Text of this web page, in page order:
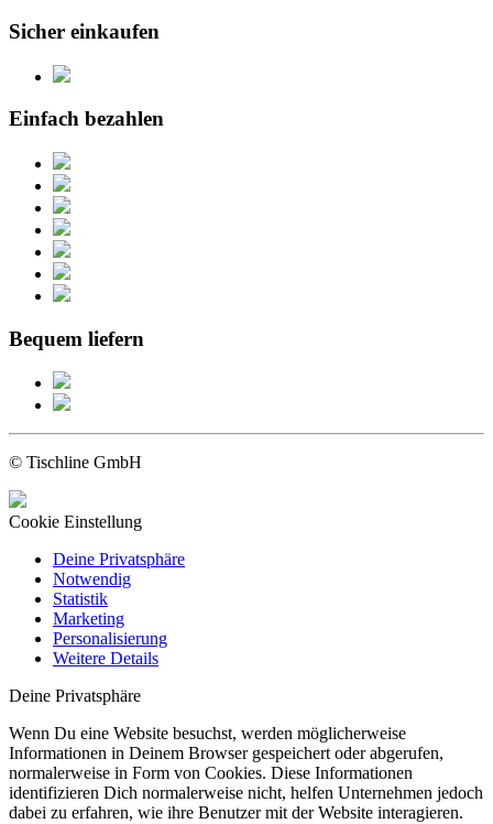
Sicher einkaufen
Einfach bezahlen
Bequem liefern
© Tischline GmbH
Cookie Einstellung
Deine Privatsphäre
Notwendig
Statistik
Marketing
Personalisierung
Weitere Details
Deine Privatsphäre
Wenn Du eine Website besuchst, werden möglicherweise
Informationen in Deinem Browser gespeichert oder abgerufen,
normalerweise in Form von Cookies. Diese Informationen
identifizieren Dich normalerweise nicht, helfen Unternehmen jedoch
dabei zu erfahren, wie ihre Benutzer mit der Website interagieren.